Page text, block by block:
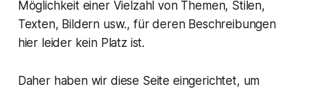
Möglichkeit einer Vielzahl von Themen, Stilen,
Texten, Bildern usw., für deren Beschreibungen
hier leider kein Platz ist.
Daher haben wir diese Seite eingerichtet, um